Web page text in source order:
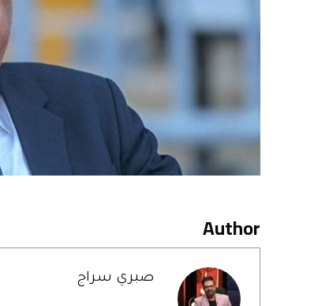
Author
صبري سراج